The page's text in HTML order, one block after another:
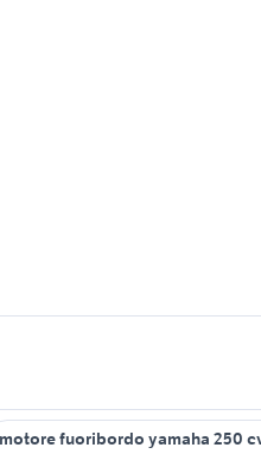
motore fuoribordo yamaha 250